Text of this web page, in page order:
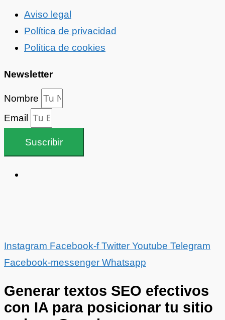
Aviso legal
Política de privacidad
Política de cookies
Newsletter
Nombre
Email
Suscribir
Instagram Facebook-f Twitter Youtube Telegram
Facebook-messenger Whatsapp
Generar textos SEO efectivos
con IA para posicionar tu sitio